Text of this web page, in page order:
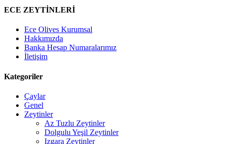
ECE ZEYTİNLERİ
Ece Olives Kurumsal
Hakkımızda
Banka Hesap Numaralarımız
İletişim
Kategoriler
Çaylar
Genel
Zeytinler
Az Tuzlu Zeytinler
Dolgulu Yeşil Zeytinler
Izgara Zeytinler